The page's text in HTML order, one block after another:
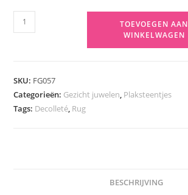
Festival
glitter
TOEVOEGEN AAN
WINKELWAGEN
SKU: FG057
Categorieën: Gezicht juwelen Plaksteentjes
Tags: Decolleté Rug
BESCHRIJVING